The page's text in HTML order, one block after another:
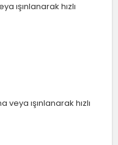
ışınlanarak hızlı
ışınlanarak hızlı